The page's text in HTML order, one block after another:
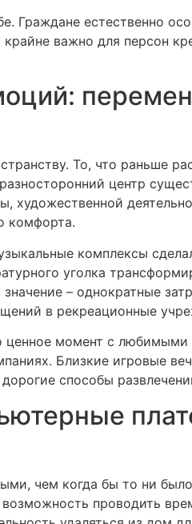
Граждане естественно
важно для персон
То, что раньше
центр
художественной
комфорта.
комплексы
уголка
– однократные
в рекреационные
ценное момент с
Близкие игровые
способы
чем когда бы то ни
проводить